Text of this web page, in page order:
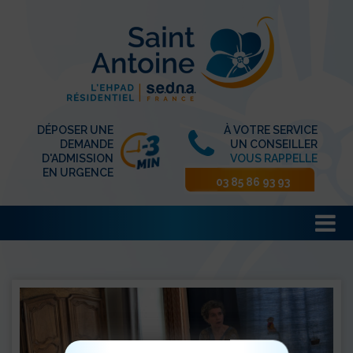
DÉPOSER UNE
DEMANDE
D'ADMISSION
EN URGENCE
À VOTRE SERVICE
UN CONSEILLER
VOUS RAPPELLE
03 85 86 93 93